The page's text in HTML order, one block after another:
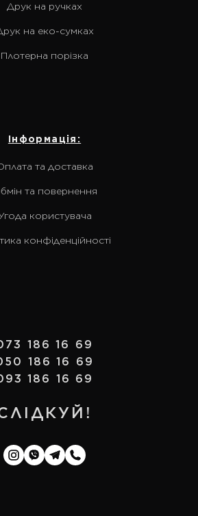
Друк на ручках
на еко-сумках
Плотерна порізка
Інформація:
та доставка
та повернення
користувача
конфіденційності
186 16 69
186 16 69
186 16 69